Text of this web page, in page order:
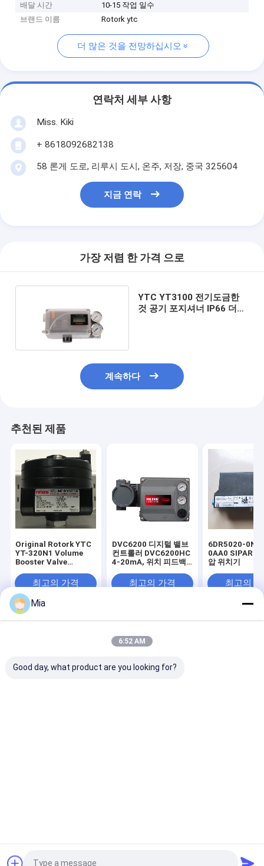
배달 시간
10-15 작업 일수
브랜드 이름
Rotork ytc
더 많은 것을 전망하십시오
연락처 세부 사항
Miss. Kiki
+ 8618092682138
58 론게 도로, 리루시 도시, 온주, 저장, 중국 325604
지금 연락
가장 저렴 한 가격 으로
YTC YT3100 전기도금한
것 공기 포지셔너 IP66 더블
계속하다
추천된 제품
Original Rotork YTC
YT-320N1 Volume
Booster Valve
최고의 가격
DVC6200 디지털 밸브
컨트롤러 DVC6200HC
4-20mA, 위치 피드백
단일 작동 밸브
최고의 가격
6DR5020-
0AA0 SIPART
압 위치기
최고의
사이트맵
Privacy Policy
Co,Ltd.. All Rights Reserved.
Mia
6:52 AM
Good day, what product are you looking for?